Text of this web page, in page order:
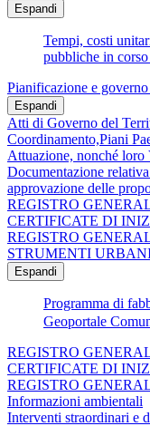
Espandi
Tempi, costi
pubbliche in
Pianificazione e
Espandi
Atti di Governo del
Coordinamento,Piani
Attuazione, nonché loro
Documentazione
approvazione delle
REGISTRO
CERTIFICATE DI
REGISTRO
STRUMENTI
Espandi
Programma di
Geoportale
REGISTRO
CERTIFICATE DI
REGISTRO
Informazioni ambientali
Interventi straordinari e